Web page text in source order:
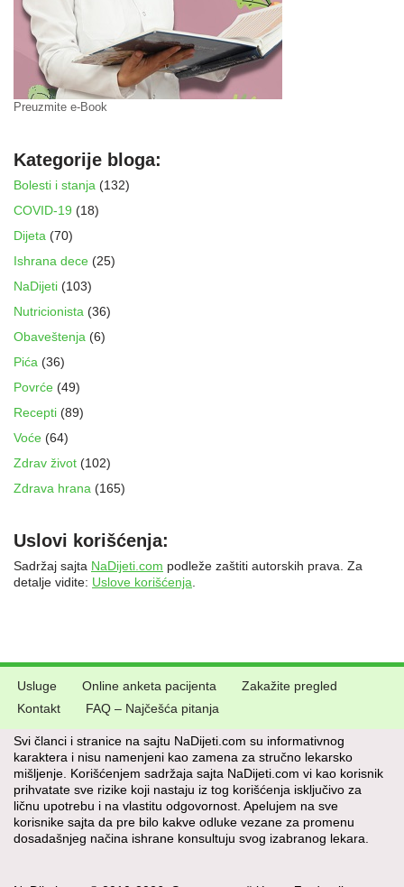
Preuzmite e-Book
Kategorije bloga:
Bolesti i stanja (132)
COVID-19 (18)
Dijeta (70)
Ishrana dece (25)
NaDijeti (103)
Nutricionista (36)
Obaveštenja (6)
Pića (36)
Povrće (49)
Recepti (89)
Voće (64)
Zdrav život (102)
Zdrava hrana (165)
Uslovi korišćenja:
Sadržaj sajta NaDijeti.com podleže zaštiti autorskih prava. Za
detalje vidite: Uslove korišćenja.
Usluge Online anketa pacijenta
Zakažite pregled
Kontakt
FAQ – Najčešća pitanja
Svi članci i stranice na sajtu NaDijeti.com su informativnog
karaktera i nisu namenjeni kao zamena za stručno lekarsko
mišljenje. Korišćenjem sadržaja sajta NaDijeti.com vi kao korisnik
prihvatate sve rizike koji nastaju iz tog korišćenja isključivo za
ličnu upotrebu i na vlastitu odgovornost. Apelujem na sve
korisnike sajta da pre bilo kakve odluke vezane za promenu
dosadašnjeg načina ishrane konsultuju svog izabranog lekara.